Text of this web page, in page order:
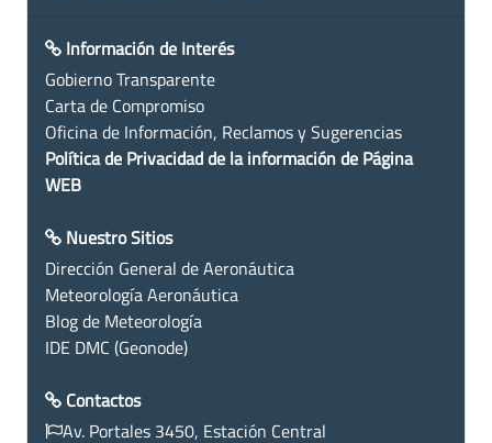
Información de Interés
Gobierno Transparente
Carta de Compromiso
Oficina de Información, Reclamos y Sugerencias
Política de Privacidad de la información de Página
WEB
Nuestro Sitios
Dirección General de Aeronáutica
Meteorología Aeronáutica
Blog de Meteorología
IDE DMC (Geonode)
Contactos
Av. Portales 3450, Estación Central